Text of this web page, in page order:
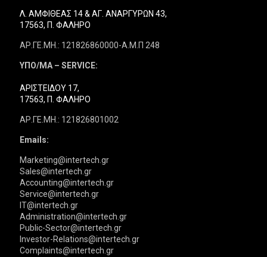
Λ. ΑΜΦΙΘΕΑΣ 14 & ΑΓ. ΑΝΑΡΓΥΡΩΝ 43,
17563, Π. ΦΑΛΗΡΟ
ΑΡ.ΓΕ.ΜΗ.: 121826860000-Α.Μ.Π 248
ΥΠΟ/ΜΑ – SERVICE:
ΑΡΙΣΤΕΙΔΟΥ 17,
17563, Π. ΦΑΛΗΡΟ
ΑΡ.ΓΕ.ΜΗ.: 121826801002
Emails:
Marketing@intertech.gr
Sales@intertech.gr
Accounting@intertech.gr
Service@intertech.gr
IT@intertech.gr
Administration@intertech.gr
Public-Sector@intertech.gr
Investor-Relations@intertech.gr
Complaints@intertech.gr